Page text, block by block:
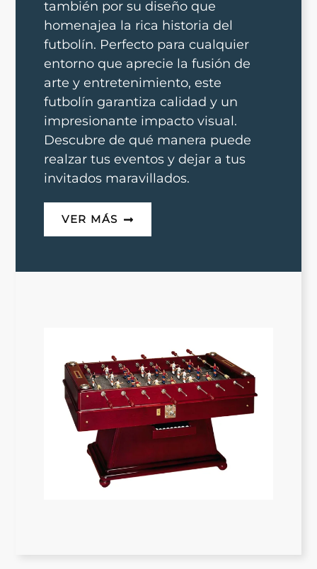
también por su diseño que
homenajea la rica historia del
futbolín. Perfecto para cualquier
entorno que aprecie la fusión de
arte y entretenimiento, este
futbolín garantiza calidad y un
impresionante impacto visual.
Descubre de qué manera puede
realzar tus eventos y dejar a tus
invitados maravillados.
VER MÁS